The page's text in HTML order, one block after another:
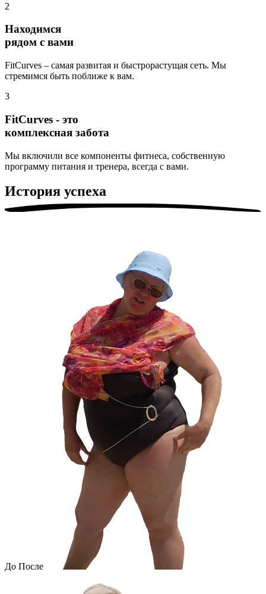
2
Находимся
рядом с вами
FitCurves – самая развитая и быстрорастущая сеть. Мы
стремимся быть поближе к вам.
3
FitCurves - это
комплексная забота
Мы включили все компоненты фитнеса, собственную
программу питания и тренера, всегда с вами.
История успеха
До После